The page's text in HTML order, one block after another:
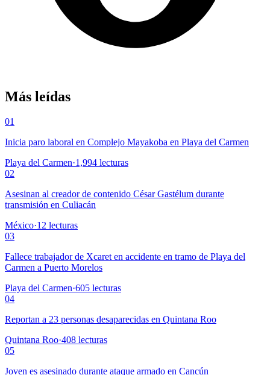
Más leídas
01
Inicia paro laboral en Complejo Mayakoba en Playa del Carmen
Playa del Carmen·1,994 lecturas
02
Asesinan al creador de contenido César Gastélum durante
transmisión en Culiacán
México·12 lecturas
03
Fallece trabajador de Xcaret en accidente en tramo de Playa del
Carmen a Puerto Morelos
Playa del Carmen·605 lecturas
04
Reportan a 23 personas desaparecidas en Quintana Roo
Quintana Roo·408 lecturas
05
Joven es asesinado durante ataque armado en Cancún